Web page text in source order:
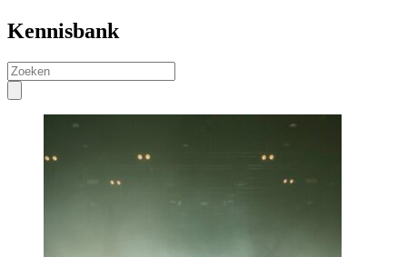
Kennisbank